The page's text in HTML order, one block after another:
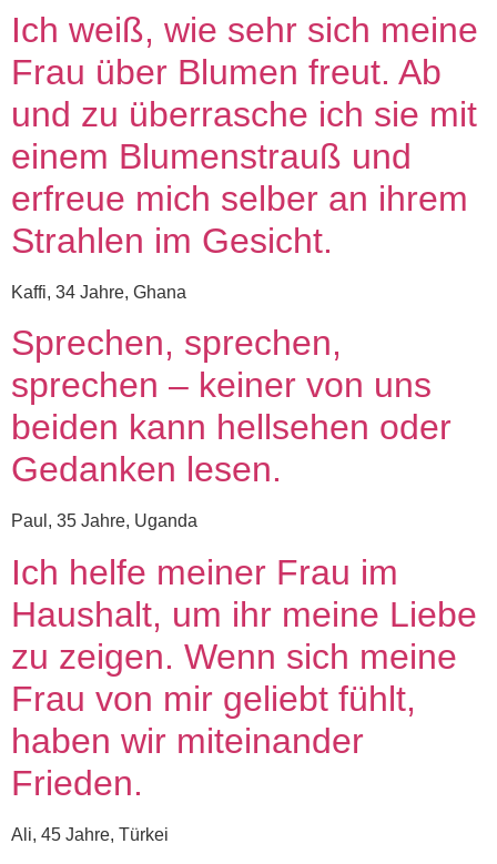
Ich weiß, wie sehr sich meine
Frau über Blumen freut. Ab
und zu überrasche ich sie mit
einem Blumenstrauß und
erfreue mich selber an ihrem
Strahlen im Gesicht.
Kaffi, 34 Jahre, Ghana
Sprechen, sprechen,
sprechen – keiner von uns
beiden kann hellsehen oder
Gedanken lesen.
Paul, 35 Jahre, Uganda
Ich helfe meiner Frau im
Haushalt, um ihr meine Liebe
zu zeigen. Wenn sich meine
Frau von mir geliebt fühlt,
haben wir miteinander
Frieden.
Ali, 45 Jahre, Türkei